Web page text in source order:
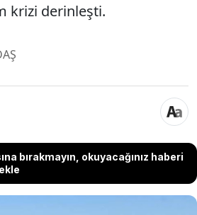
krizi derinleşti.
bırakmayın, okuyacağınız haberi